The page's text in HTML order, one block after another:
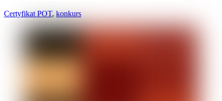
Certyfikat POT, konkurs